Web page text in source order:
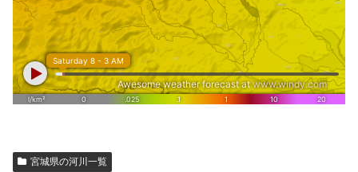
宮城県の河川一覧